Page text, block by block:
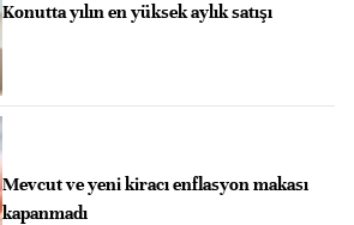
Konutta yılın en yüksek aylık satışı
Mevcut ve yeni kiracı enflasyon makası
kapanmadı